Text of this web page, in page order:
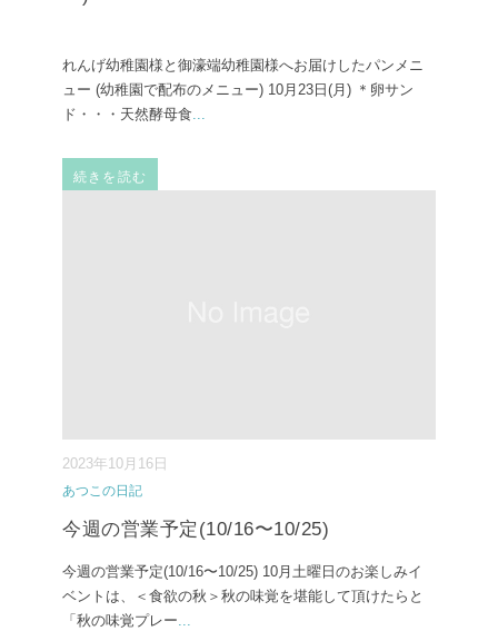
れんげ幼稚園様と御濠端幼稚園様へお届けしたパンメニ
ュー (幼稚園で配布のメニュー) ⁡10月23日(月) ⁡＊卵サン
ド・・・天然酵母食...
続きを読む
2023年10月16日
あつこの日記
今週の営業予定(10/16〜10/25)
今週の営業予定(10/16〜10/25) ⁡10月土曜日のお楽しみイ
ベントは、＜食欲の秋＞秋の味覚を堪能して頂けたらと
「秋の味覚プレー...